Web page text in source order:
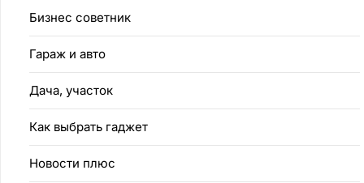
Бизнес советник
Гараж и авто
Дача, участок
Как выбрать гаджет
Новости плюс